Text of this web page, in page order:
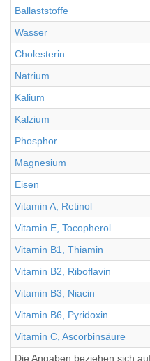
Ballaststoffe
Wasser
Cholesterin
Natrium
Kalium
Kalzium
Phosphor
Magnesium
Eisen
Vitamin A, Retinol
Vitamin E, Tocopherol
Vitamin B1, Thiamin
Vitamin B2, Riboflavin
Vitamin B3, Niacin
Vitamin B6, Pyridoxin
Vitamin C, Ascorbinsäure
Die Angaben beziehen sich